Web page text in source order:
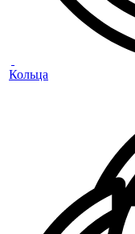
Кольца